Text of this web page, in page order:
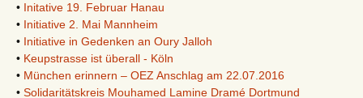
• Initative 19. Februar Hanau
• Initiative 2. Mai Mannheim
• Initiative in Gedenken an Oury Jalloh
• Keupstrasse ist überall - Köln
• München erinnern – OEZ Anschlag am 22.07.2016
• Solidaritätskreis Mouhamed Lamine Dramé Dortmund